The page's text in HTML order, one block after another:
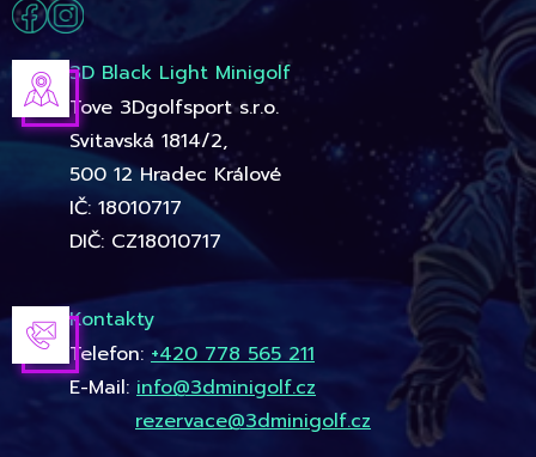
3D Black Light Minigolf
Tove 3Dgolfsport s.r.o.
Svitavská 1814/2,
500 12 Hradec Králové
IČ: 18010717
DIČ: CZ18010717
Kontakty
Telefon: +420 778 565 211
E-Mail: info@3dminigolf.cz
rezervace@3dminigolf.cz